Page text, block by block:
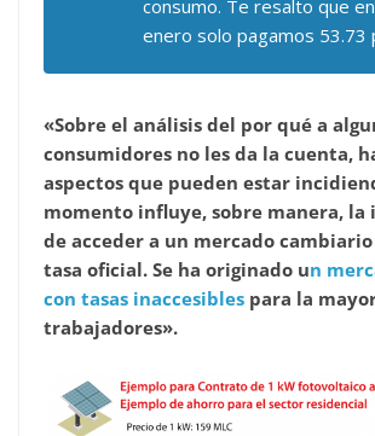
consumo. Te resalto que
enero solo pagamos 53.73
«Sobre el análisis del por qué a
consumidores no les da la cuenta,
aspectos que pueden estar
momento influye, sobre manera,
de acceder a un mercado
tasa oficial. Se ha originado un
con tasas inaccesibles para la
trabajadores».